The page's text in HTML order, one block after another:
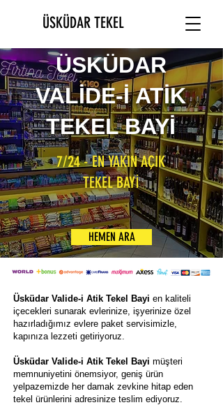
ÜSKÜDAR TEKEL
ÜSKÜDAR
VALİDE-İ ATİK
TEKEL BAYİ
7/24 - EN YAKIN AÇIK
TEKEL BAYİ
HEMEN ARA
Üsküdar Valide-i Atik Tekel Bayi en kaliteli
içecekleri sunarak evlerinize, işyerinize özel
hazırladığımız evlere paket servisimizle,
kapınıza lezzeti getiriyoruz.
Üsküdar Valide-i Atik Tekel Bayi müşteri
memnuniyetini önemsiyor, geniş ürün
yelpazemizde her damak zevkine hitap eden
tekel ürünlerini adresinize teslim ediyoruz.